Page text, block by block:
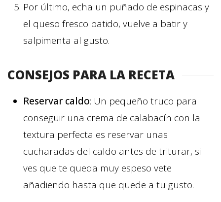
Por último, echa un puñado de espinacas y
el queso fresco batido, vuelve a batir y
salpimenta al gusto.
CONSEJOS PARA LA RECETA
Reservar caldo: Un pequeño truco para
conseguir una crema de calabacín con la
textura perfecta es reservar unas
cucharadas del caldo antes de triturar, si
ves que te queda muy espeso vete
añadiendo hasta que quede a tu gusto.